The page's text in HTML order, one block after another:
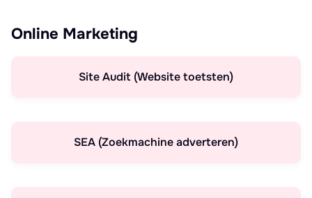
Online Marketing
Site Audit (Website toetsten)
SEA (Zoekmachine adverteren)